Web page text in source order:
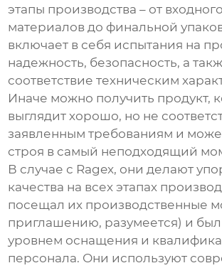
этапы производства – от
материалов до финальной
включает в себя испытания на
надежность, безопасность, а
соответствие техническим
Иначе можно получить продукт,
выглядит хорошо, но не
заявленным требованиям и
строя в самый неподходящий
В случае с Ragex, они делают
качества на всех этапах
посещал их производственные
приглашению, разумеется) и был
уровнем оснащения и
персонала. Они используют